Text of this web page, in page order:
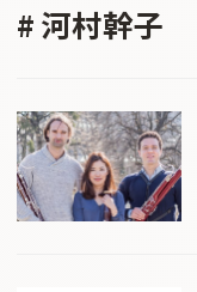
河村幹子